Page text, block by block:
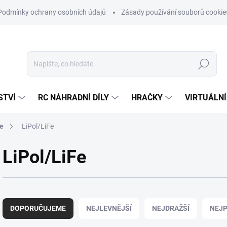
ochrany osobních údajů Zásady používání souborů
Hledat
RC NÁHRADNÍ DÍLY HRAČKY
LiPol/LiFe
LiPol/LiFe
a
z
DOPORUČUJEME NEJLEVNĚJŠÍ NEJDRAŽŠÍ